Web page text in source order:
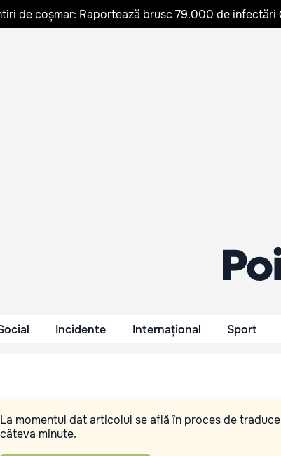
de coșmar: Raportează brusc 79.000 de infectări
Incidente Internațional Sport
La momentul dat articolul se află în proces de
câteva minute.